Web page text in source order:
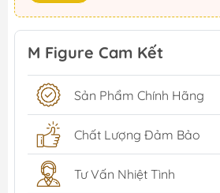
M Figure Cam Kết
Sản Phẩm Chính Hãng
Chất Lượng Đảm Bảo
Tư Vấn Nhiệt Tình